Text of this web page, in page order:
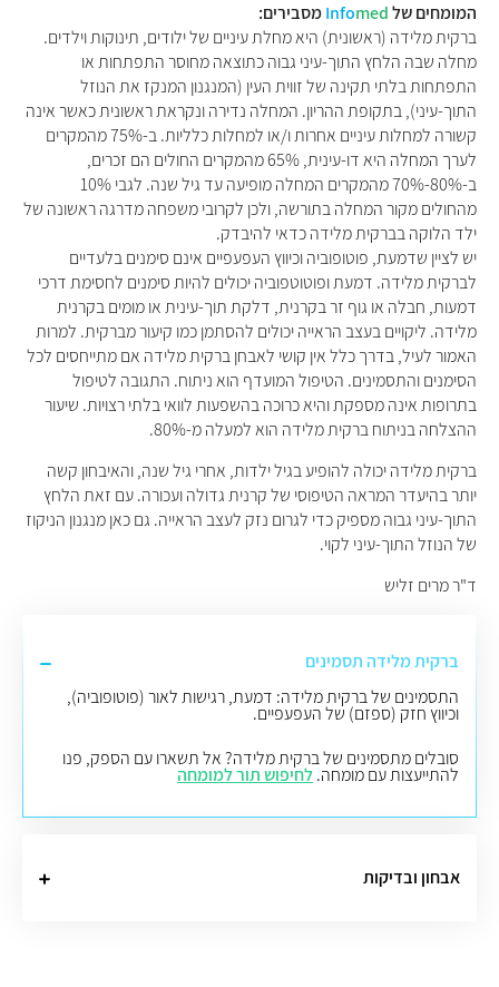
המומחים של Infomed
מסבירים:
ברקית מלידה (ראשונית) היא מחלת עיניים של ילודים, תינוקות וילדים.
מחלה שבה הלחץ התוך-עיני גבוה כתוצאה מחוסר התפתחות או
התפתחות בלתי תקינה של זווית העין (המנגנון המנקז את הנוזל
התוך-עיני), בתקופת ההריון. המחלה נדירה ונקראת ראשונית כאשר אינה
קשורה למחלות עיניים אחרות ו/או למחלות כלליות. ב-75% מהמקרים
לערך המחלה היא דו-עינית, 65% מהמקרים החולים הם זכרים,
ב-80%-70% מהמקרים המחלה מופיעה עד גיל שנה. לגבי 10%
מהחולים מקור המחלה בתורשה, ולכן לקרובי משפחה מדרגה ראשונה של
ילד הלוקה בברקית מלידה כדאי להיבדק.
יש לציין שדמעת, פוטופוביה וכיווץ העפעפיים אינם סימנים בלעדיים
לברקית מלידה. דמעת ופוטוטפוביה יכולים להיות סימנים לחסימת דרכי
דמעות, חבלה או גוף זר בקרנית, דלקת תוך-עינית או מומים בקרנית
מלידה. ליקויים בעצב הראייה יכולים להסתמן כמו קיעור מברקית. למרות
האמור לעיל, בדרך כלל אין קושי לאבחן ברקית מלידה אם מתייחסים לכל
הסימנים והתסמינים. הטיפול המועדף הוא ניתוח. התגובה לטיפול
בתרופות אינה מספקת והיא כרוכה בהשפעות לוואי בלתי רצויות. שיעור
ההצלחה בניתוח ברקית מלידה הוא למעלה מ-80%.
ברקית מלידה יכולה להופיע בגיל ילדות, אחרי גיל שנה, והאיבחון קשה
יותר בהיעדר המראה הטיפוסי של קרנית גדולה ועכורה. עם זאת הלחץ
התוך-עיני גבוה מספיק כדי לגרום נזק לעצב הראייה. גם כאן מנגנון הניקוז
של הנוזל התוך-עיני לקוי.
ד"ר מרים זליש
ברקית מלידה תסמינים
התסמינים של ברקית מלידה: דמעת, רגישות לאור (פוטופוביה),
וכיווץ חזק (ספזם) של העפעפיים.
סובלים מתסמינים של ברקית מלידה? אל תשארו עם הספק, פנו
להתייעצות עם מומחה.לחיפוש תור למומחה
אבחון ובדיקות